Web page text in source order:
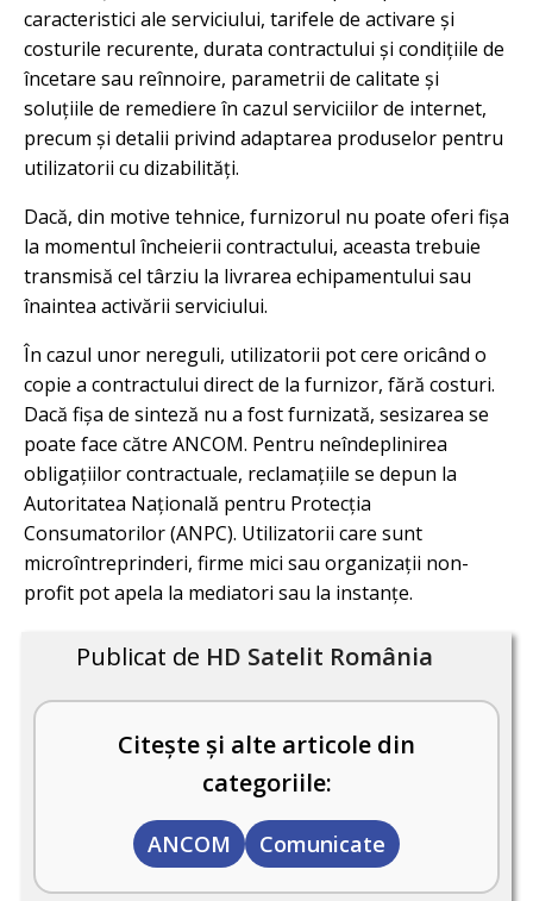
caracteristici ale serviciului, tarifele de activare și
costurile recurente, durata contractului și condițiile de
încetare sau reînnoire, parametrii de calitate și
soluțiile de remediere în cazul serviciilor de internet,
precum și detalii privind adaptarea produselor pentru
utilizatorii cu dizabilități.
Dacă, din motive tehnice, furnizorul nu poate oferi fișa
la momentul încheierii contractului, aceasta trebuie
transmisă cel târziu la livrarea echipamentului sau
înaintea activării serviciului.
În cazul unor nereguli, utilizatorii pot cere oricând o
copie a contractului direct de la furnizor, fără costuri.
Dacă fișa de sinteză nu a fost furnizată, sesizarea se
poate face către ANCOM. Pentru neîndeplinirea
obligațiilor contractuale, reclamațiile se depun la
Autoritatea Națională pentru Protecția
Consumatorilor (ANPC). Utilizatorii care sunt
microîntreprinderi, firme mici sau organizații non-
profit pot apela la mediatori sau la instanțe.
Publicat de HD Satelit România
Citește și alte articole din
categoriile:
ANCOM Comunicate